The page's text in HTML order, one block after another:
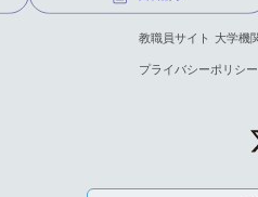
教職員サイト 大学機
プライバシーポリシー